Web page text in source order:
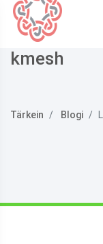
kmesh
Tärkein Blogi